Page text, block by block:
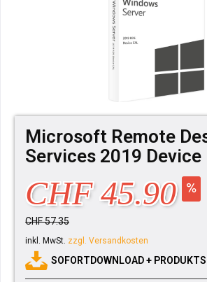
Microsoft Remote
Services 2019 Device
CHF 45.90
CHF 57.35
inkl. MwSt. zzgl. Versandkosten
SOFORTDOWNLOAD +